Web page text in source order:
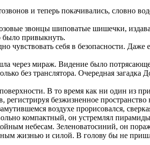
и теперь покачивались, словно
звонцы шиповатые шишечки,
привыкнуть.
чувствовать себя в безопасности. Даже
через мираж. Видение было
без транслятора. Очередная загадка
В то время как ни один из
безжизненное пространство
воздухе прорисовался,
компактный, он устремлял
небесам. Зеленоватосиний, он
жизнью и силой. В голову бы не